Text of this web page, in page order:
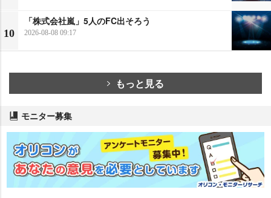
10
「株式会社嵐」5人のFC出そろう
2026-08-08 09:17
もっと見る
モニター募集